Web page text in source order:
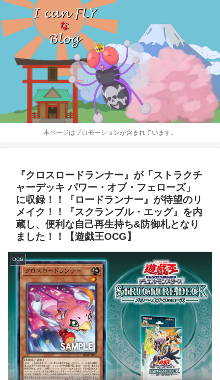
本ページはプロモーションが含まれています。
『クロスロードランナー』が「ストラクチ
ャーデッキ パワー・オブ・フェローズ」
に収録！！『ロードランナー』が待望のリ
メイク！！『スクランブル・エッグ』を内
蔵し、便利な自己再生持ち&防御札となり
ました！！【遊戯王OCG】
OCG